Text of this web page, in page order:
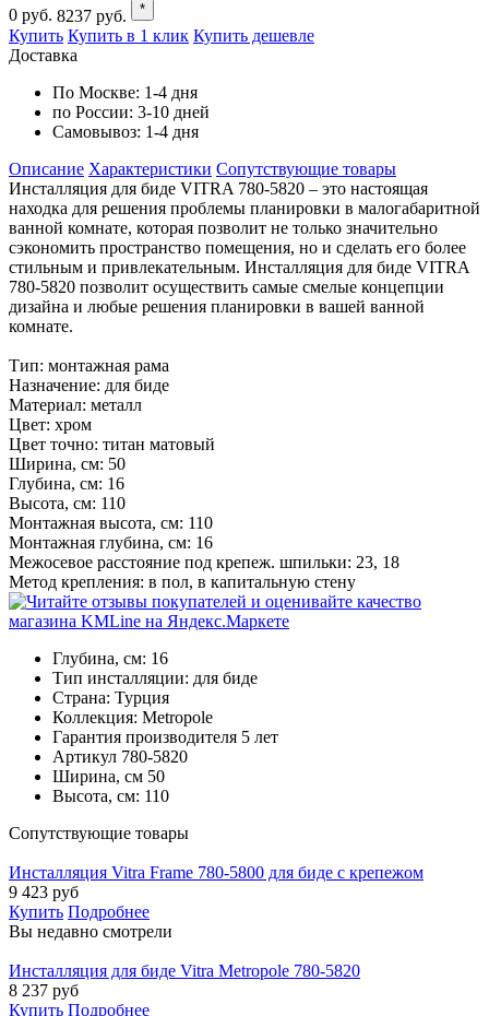
0 руб. 8237 руб. *
Купить Купить в 1 клик Купить дешевле
Доставка
По Москве: 1-4 дня
по России: 3-10 дней
Самовывоз: 1-4 дня
Описание Характеристики Cопутствующие товары
Инсталляция для биде VITRA 780-5820 – это настоящая
находка для решения проблемы планировки в малогабаритной
ванной комнате, которая позволит не только значительно
сэкономить пространство помещения, но и сделать его более
стильным и привлекательным. Инсталляция для биде VITRA
780-5820 позволит осуществить самые смелые концепции
дизайна и любые решения планировки в вашей ванной
комнате.
Тип: монтажная рама
Назначение: для биде
Материал: металл
Цвет: хром
Цвет точно: титан матовый
Ширина, см: 50
Глубина, см: 16
Высота, см: 110
Монтажная высота, см: 110
Монтажная глубина, см: 16
Межосевое расстояние под крепеж. шпильки: 23, 18
Метод крепления: в пол, в капитальную стену
Глубина, см: 16
Тип инсталляции: для биде
Страна: Турция
Коллекция: Metropole
Гарантия производителя 5 лет
Артикул 780-5820
Ширина, см 50
Высота, см: 110
Cопутствующие товары
Инсталляция Vitra Frame 780-5800 для биде с крепежом
9 423 руб
Купить Подробнее
Вы недавно смотрели
Инсталляция для биде Vitra Metropole 780-5820
8 237 руб
Купить Подробнее